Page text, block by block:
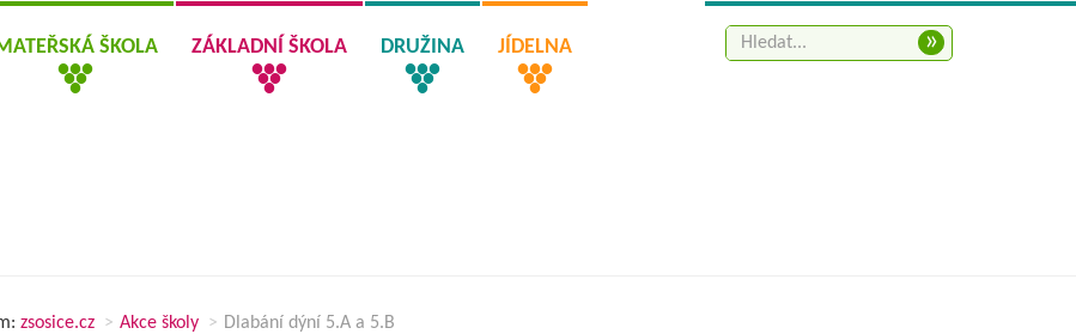
ŠKOLA ZÁKLADNÍ ŠKOLA DRUŽINA JÍDELNA »
zsosice.cz Akce školy Dlabání dýní 5.A a 5.B